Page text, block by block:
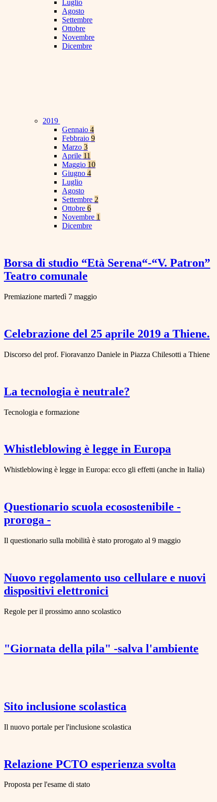
Luglio
Agosto
Settembre
Ottobre
Novembre
Dicembre
2019
Gennaio 4
Febbraio 9
Marzo 3
Aprile 11
Maggio 10
Giugno 4
Luglio
Agosto
Settembre 2
Ottobre 6
Novembre 1
Dicembre
Borsa di studio “Età Serena“-“V. Patron”
Teatro comunale
Premiazione martedì 7 maggio
Celebrazione del 25 aprile 2019 a Thiene.
Discorso del prof. Fioravanzo Daniele in Piazza Chilesotti a Thiene
La tecnologia è neutrale?
Tecnologia e formazione
Whistleblowing è legge in Europa
Whistleblowing è legge in Europa: ecco gli effetti (anche in Italia)
Questionario scuola ecosostenibile -
proroga -
Il questionario sulla mobilità è stato prorogato al 9 maggio
Nuovo regolamento uso cellulare e nuovi
dispositivi elettronici
Regole per il prossimo anno scolastico
"Giornata della pila" -salva l'ambiente
Sito inclusione scolastica
Il nuovo portale per l'inclusione scolastica
Relazione PCTO esperienza svolta
Proposta per l'esame di stato